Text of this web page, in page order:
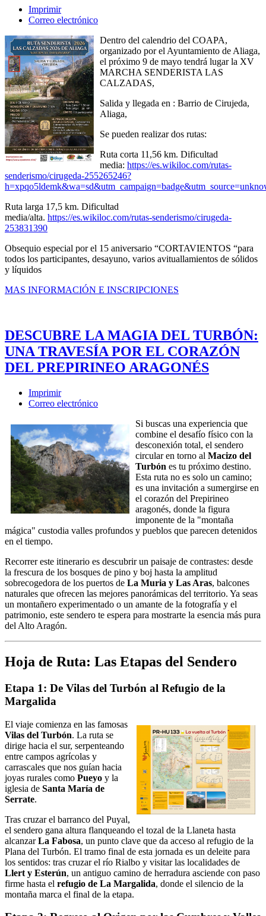
Imprimir
Correo electrónico
Dentro del calendrio del COAPA,
organizado por el Ayuntamiento de Aliaga,
el próximo 9 de mayo tendrá lugar la XV
MARCHA SENDERISTA LAS
CALZADAS,
Salida y llegada en : Barrio de Cirujeda,
Aliaga,
Se pueden realizar dos rutas:
Ruta corta 11,56 km. Dificultad
media: https://es.wikiloc.com/rutas-
senderismo/cirugeda-255265246?
Ruta larga 17,5 km. Dificultad
media/alta. https://es.wikiloc.com/rutas-senderismo/cirugeda-
253831390
Obsequio especial por el 15 aniversario “CORTAVIENTOS “para
todos los participantes, desayuno, varios avituallamientos de sólidos
y líquidos
MAS INFORMACIÓN E INSCRIPCIONES
DESCUBRE LA MAGIA DEL TURBÓN:
UNA TRAVESÍA POR EL CORAZÓN
DEL PREPIRINEO ARAGONÉS
Imprimir
Correo electrónico
Si buscas una experiencia que
combine el desafío físico con la
desconexión total, el sendero
circular en torno al Macizo del
Turbón es tu próximo destino.
Esta ruta no es solo un camino;
es una invitación a sumergirse en
el corazón del Prepirineo
aragonés, donde la figura
imponente de la "montaña
mágica" custodia valles profundos y pueblos que parecen detenidos
en el tiempo.
Recorrer este itinerario es descubrir un paisaje de contrastes: desde
la frescura de los bosques de pino y boj hasta la amplitud
sobrecogedora de los puertos de La Muria y Las Aras, balcones
naturales que ofrecen las mejores panorámicas del territorio. Ya seas
un montañero experimentado o un amante de la fotografía y el
patrimonio, este sendero te espera para mostrarte la esencia más pura
del Alto Aragón.
Hoja de Ruta: Las Etapas del Sendero
Etapa 1: De Vilas del Turbón al Refugio de la
Margalida
El viaje comienza en las famosas
Vilas del Turbón. La ruta se
dirige hacia el sur, serpenteando
entre campos agrícolas y
carrascales que nos guían hacia
joyas rurales como Pueyo y la
iglesia de Santa María de
Serrate.
Tras cruzar el barranco del Puyal,
el sendero gana altura flanqueando el tozal de la Llaneta hasta
alcanzarLa Fabosa, un punto clave que da acceso al refugio de la
Plana del Turbón. El tramo final de esta jornada es un deleite para
los sentidos: tras cruzar el río Rialbo y visitar las localidades de
Llert y Esterún, un antiguo camino de herradura asciende con paso
firme hasta el refugio de La Margalida, donde el silencio de la
montaña marca el final de la etapa.